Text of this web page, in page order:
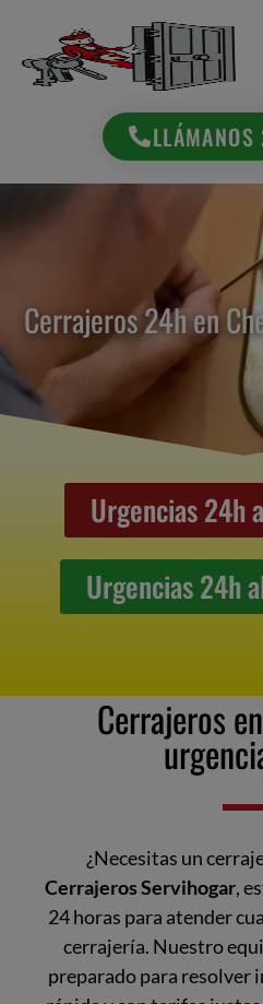
Cerrajeros 24h en
Urgencias 24h
Urgencias 24h
Cerrajeros
¿Necesitas un
Cerrajeros Servihogar,
24 horas para atender
cerrajería. Nuestro
preparado para resolver